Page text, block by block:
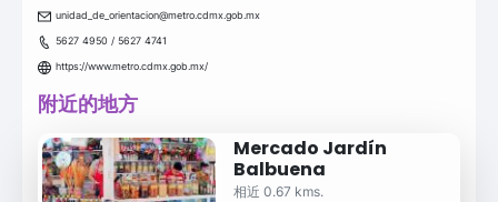
unidad_de_orientacion@metro.cdmx.gob.mx
5627 4950 / 5627 4741
https://www.metro.cdmx.gob.mx/
附近的地方
Mercado Jardín
Balbuena
相近 0.67 kms.